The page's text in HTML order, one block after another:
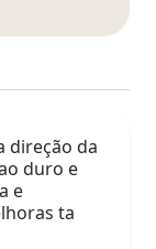
direção da
duro e
e
ta